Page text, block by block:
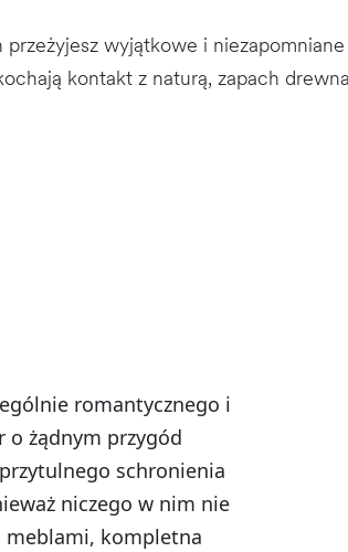
wyjątkowe i
kontakt z naturą, zapach
romantycznego i
o żądnym przygód
schronienia
niczego w nim nie
meblami, kompletna